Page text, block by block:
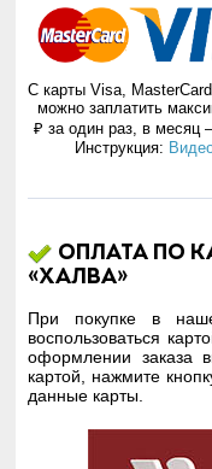
С карты Visa,
можно заплатить
₽ за один раз, в месяц
Инструкция:
Оплата по
«Халва»
При покупке в
воспользоваться
оформлении заказа
картой, нажмите
данные карты.